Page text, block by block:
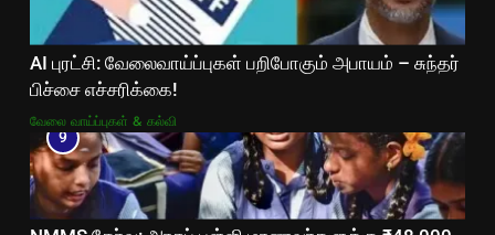
AI புரட்சி: வேலைவாய்ப்புகள் பறிபோகும் அபாயம் – சுந்தர்
பிச்சை எச்சரிக்கை!
வேலை வாய்ப்புகள் & கல்வி
9